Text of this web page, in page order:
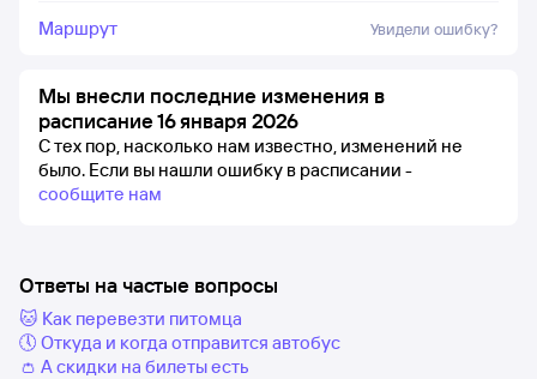
Маршрут Увидели ошибку?
Мы внесли последние изменения в
расписание 16 января 2026
С тех пор, насколько нам известно, изменений не
было. Если вы нашли ошибку в расписании -
сообщите нам
Ответы на частые вопросы
🐱 Как перевезти питомца
🕔 Откуда и когда отправится автобус
👛 А скидки на билеты есть